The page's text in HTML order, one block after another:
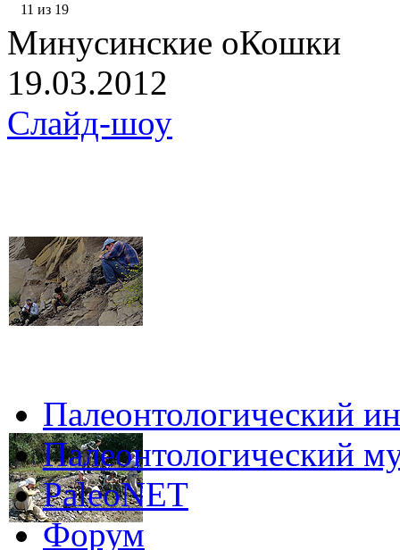
11 из 19
Минусинские оКошки
19.03.2012
Слайд-шоу
Палеонтологический
Палеонтологический
PaleoNET
Форум